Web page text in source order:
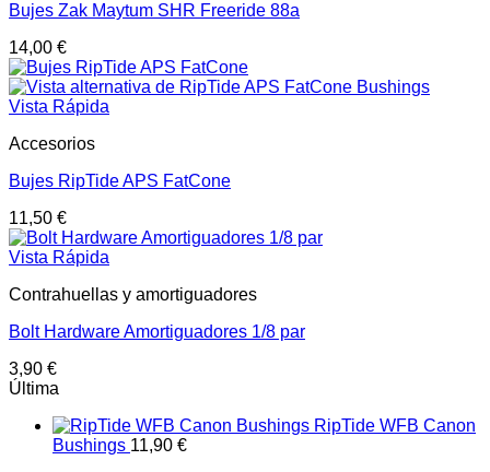
Bujes Zak Maytum SHR Freeride 88a
14,00 €
Vista Rápida
Accesorios
Bujes RipTide APS FatCone
11,50 €
Vista Rápida
Contrahuellas y amortiguadores
Bolt Hardware Amortiguadores 1/8 par
3,90 €
Última
RipTide WFB Canon
Bushings 11,90 €